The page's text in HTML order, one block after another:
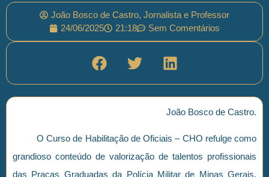
João Bosco de Castro, Jornalista e Professor
24/06/2025
21:18 Sem Comentários
João Bosco de Castro.
O Curso de Habilitação de Oficiais – CHO refulge como
grandioso conteúdo de valorização de talentos profissionais
das Praças Graduadas da Polícia Militar de Minas Gerais,